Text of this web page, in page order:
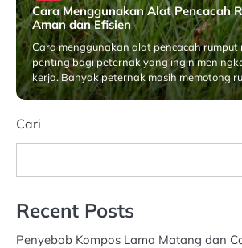
Cara Menggunakan Alat Pencacah
Aman dan Efisien
Cara menggunakan alat pencacah
penting bagi peternak yang ingin
kerja. Banyak peternak masih memotong
Februari 24, 2026
Cari
Recent Posts
Penyebab Kompos Lama Matang dan